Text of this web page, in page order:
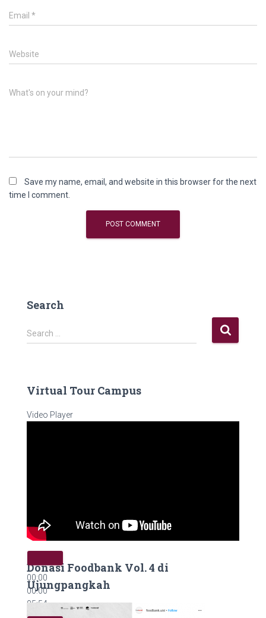
Email *
Website
What's on your mind?
Save my name, email, and website in this browser for the next
time I comment.
Search
Search …
Virtual Tour Campus
Video Player
00:00
00:00
05:54
Donasi Foodbank Vol. 4 di
Ujungpangkah